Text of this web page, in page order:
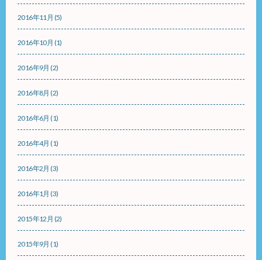
2016年11月 (5)
2016年10月 (1)
2016年9月 (2)
2016年8月 (2)
2016年6月 (1)
2016年4月 (1)
2016年2月 (3)
2016年1月 (3)
2015年12月 (2)
2015年9月 (1)